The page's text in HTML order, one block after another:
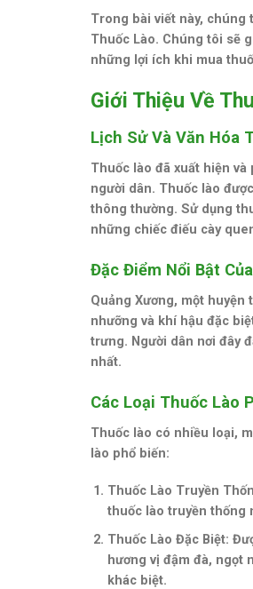
Trong bài viết này, chúng
Thuốc Lào. Chúng tôi sẽ
những lợi ích khi mua
Giới Thiệu Về
Lịch Sử Và Văn Hóa
Thuốc lào đã xuất hiện
người dân. Thuốc lào
thông thường. Sử dụng
những chiếc điếu cày
Đặc Điểm Nổi Bật
Quảng Xương, một
nhưỡng và khí hậu đặc
trưng. Người dân nơi đây
nhất.
Các Loại Thuốc Lào
Thuốc lào có nhiều loại,
lào phổ biến:
Thuốc Lào Truyền
thuốc lào truyền thống
Thuốc Lào Đặc Biệt:
hương vị đậm đà, ngọt
khác biệt.